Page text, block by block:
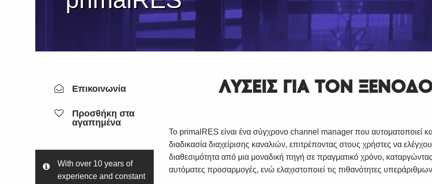
Επικοινωνία
Προσθήκη στα
αγαπημένα
With over 10 years of
experience and constant
ΛΥΣΕΙΣ ΓΙΑ ΤΟΝ
Το primalRES είναι ένα σύγχρονο channel manager που αυτοματοποιεί και
διαδικασία διαχείρισης καναλιών, επιτρέποντας στους χρήστες να
διαθεσιμότητα από μια μοναδική πηγή σε πραγματικό χρόνο,
αυτόματες προσαρμογές, ενώ ελαχιστοποιεί τις πιθανότητες